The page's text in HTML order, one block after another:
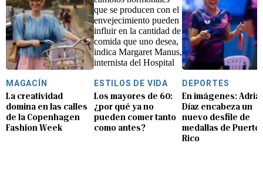
MAGACÍN
La creatividad
domina en las calles
de la Copenhagen
Fashion Week
ESTILOS DE VIDA
Los mayores de 60:
¿por qué ya no
pueden comer tanto
como antes?
DEPORTES
En imágenes:
Díaz encabeza un
nuevo desfile de
medallas de Puerto
Rico